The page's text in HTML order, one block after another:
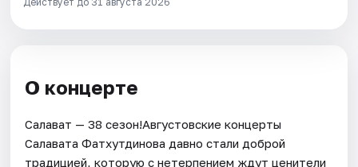
О концерте
Салават — 38 сезон!Августовские концерты
Салавата Фатхутдинова давно стали доброй
традицией, которую с нетерпением ждут ценители